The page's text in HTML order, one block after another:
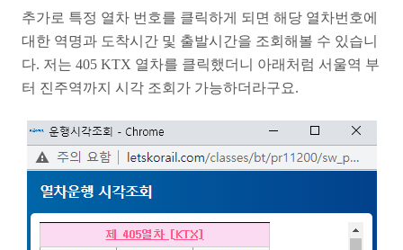
추가로 특정 열차 번호를 클릭하게 되면 해당 열차번호에
대한 역명과 도착시간 및 출발시간을 조회해볼 수 있습니
다. 저는 405 KTX 열차를 클릭했더니 아래처럼 서울역 부
터 진주역까지 시각 조회가 가능하더라구요.